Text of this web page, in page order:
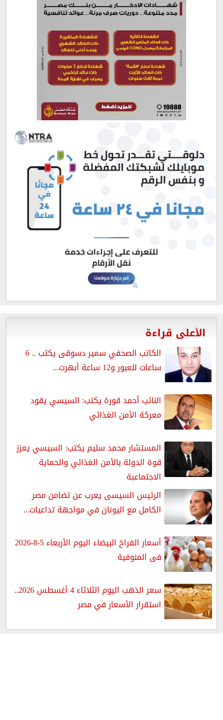
الأعلى قراءة
الكاتب الصحفي سمير دسوقى يكتب .. 6
ساعات للعبور و12 ساعة أبهرت...
النائب أحمد قورة يكتب: السيسي يقود
معركة الأمن الغذائي
المستشار محمد سليم يكتب: السيسي يعزز
قوة الدولة بالأمن الغذائي والحماية
الاجتماعية
الرئيس السيسى يعرب عن تضامن مصر
الكامل مع اليونان في مواجهة تداعيات...
أسعار الفراخ البيضاء اليوم الأربعاء 5-8-2026
فى المنوفية
سعر الذهب اليوم الثلاثاء 4 أغسطس 2026..
استقرار الأسعار في مصر